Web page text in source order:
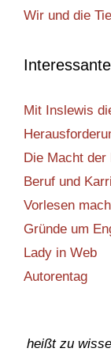
Wir und die
Mit Inslewis
Die Macht der
Beruf und
Vorlesen
Gründe um
Lady in Web
Autorentag
heißt zu